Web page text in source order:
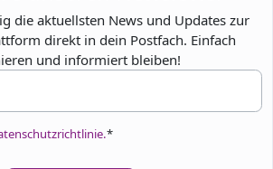
die aktuellsten News und Updates zur
direkt in dein Postfach. Einfach
und informiert bleiben!
*